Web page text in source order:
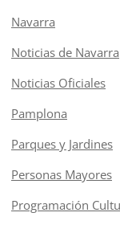
Navarra
Noticias de Navarra
Noticias Oficiales
Pamplona
Parques y Jardines
Personas Mayores
Programación